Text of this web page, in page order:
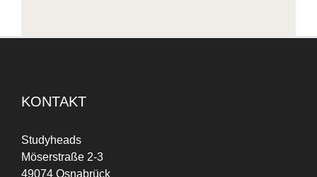
KONTAKT
Studyheads
Möserstraße 2-3
49074 Osnabrück